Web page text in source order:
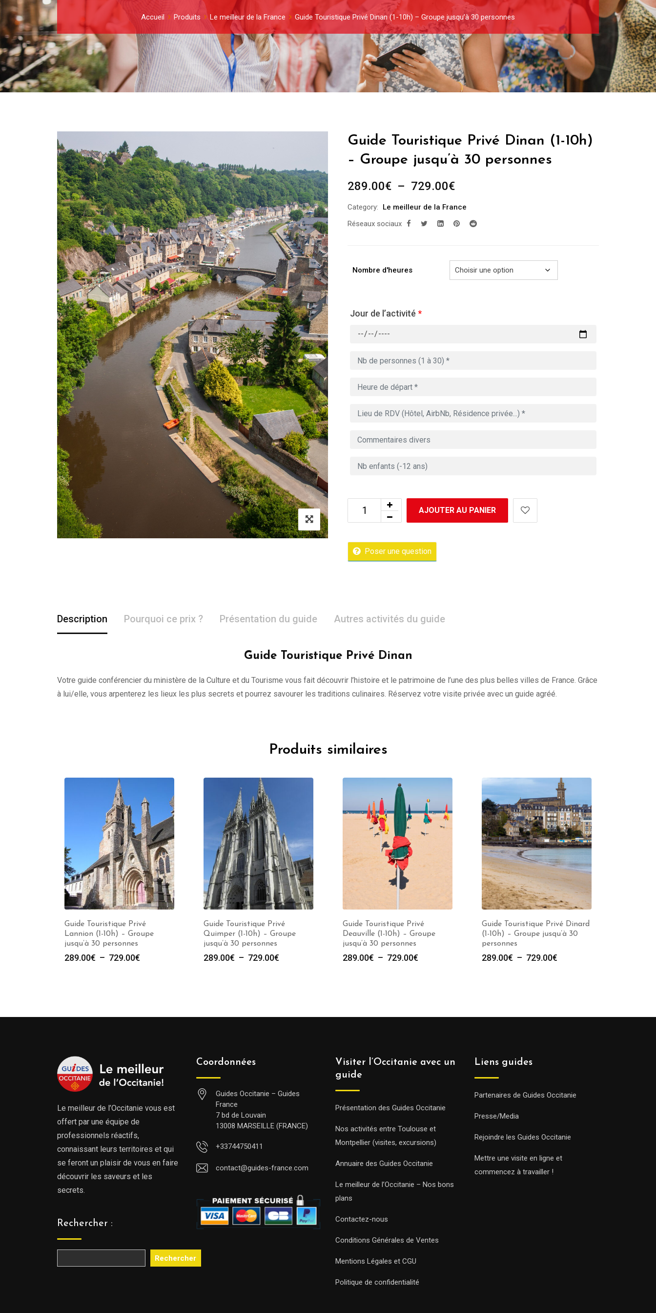
Accueil Produits Le meilleur de la France Guide Touristique Privé Dinan (1-10h) – Groupe jusqu’à 30 personnes
Guide Touristique Privé Dinan (1-10h)
– Groupe jusqu’à 30 personnes
289.00€ – 729.00€Plage
prix :
289.00€
Category:
Le meilleur de la France
Réseaux sociaux
Nombre d'heures
Jour de l’activité *
AJOUTER AU PANIER
Poser une question
Description Pourquoi ce prix ? Présentation du guide Autres activités du guide
Guide Touristique Privé Dinan
Votre guide conférencier du ministère de la Culture et du Tourisme vous fait découvrir l’histoire et le patrimoine de l’une des plus belles villes de France. Grâce
à lui/elle, vous arpenterez les lieux les plus secrets et pourrez savourer les traditions culinaires. Réservez votre visite privée avec un guide agréé.
Produits similaires
Guide Touristique Privé
Lannion (1-10h) – Groupe
jusqu’à 30 personnes
289.00€ – 729.00€
Guide Touristique Privé
Quimper (1-10h) – Groupe
jusqu’à 30 personnes
289.00€ – 729.00€
Guide Touristique Privé
Deauville (1-10h) – Groupe
jusqu’à 30 personnes
289.00€ – 729.00€
Guide Touristique Privé Dinard
(1-10h) – Groupe jusqu’à 30
personnes
289.00€ – 729.00€
Le meilleur de l’Occitanie vous est
offert par une équipe de
professionnels réactifs,
connaissant leurs territoires et qui
se feront un plaisir de vous en faire
découvrir les saveurs et les
secrets.
Rechercher :
Rechercher
Coordonnées
Guides Occitanie – Guides
France
7 bd de Louvain
13008 MARSEILLE (FRANCE)
+33744750411
contact@guides-france.com
Visiter l’Occitanie avec un
guide
Présentation des Guides Occitanie
Nos activités entre Toulouse et
Montpellier (visites, excursions)
Annuaire des Guides Occitanie
Le meilleur de l’Occitanie – Nos bons
plans
Contactez-nous
Conditions Générales de Ventes
Mentions Légales et CGU
Politique de confidentialité
Liens guides
Partenaires de Guides Occitanie
Presse/Media
Rejoindre les Guides Occitanie
Mettre une visite en ligne et
commencez à travailler !